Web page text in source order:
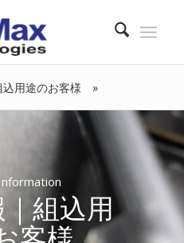
込用途のお客様
組込用